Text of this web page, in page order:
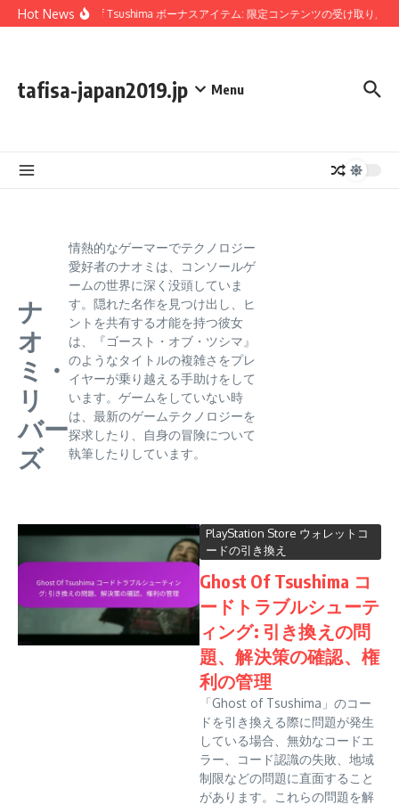
Skip to content
Hot NewsGhost Of Tsushima ボーナスアイテム: 限定コンテンツの受け取り, 要
tafisa-japan2019.jp Menu
ナ
オ
ミ・
リ
バー
ズ
情熱的なゲーマーでテクノロジー
愛好者のナオミは、コンソールゲ
ームの世界に深く没頭していま
す。隠れた名作を見つけ出し、ヒ
ントを共有する才能を持つ彼女
は、『ゴースト・オブ・ツシマ』
のようなタイトルの複雑さをプレ
イヤーが乗り越える手助けをして
います。ゲームをしていない時
は、最新のゲームテクノロジーを
探求したり、自身の冒険について
執筆したりしています。
PlayStation Store ウォレットコ
ードの引き換え
Ghost Of Tsushima コ
ードトラブルシューテ
ィング: 引き換えの問
題、解決策の確認、権
利の管理
「Ghost of Tsushima」のコー
ドを引き換える際に問題が発生
している場合、無効なコードエ
ラー、コード認識の失敗、地域
制限などの問題に直面すること
があります。これらの問題を解